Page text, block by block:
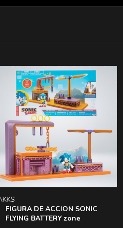
FIGURA DE ACCION SONIC
FLYING BATTERY zone